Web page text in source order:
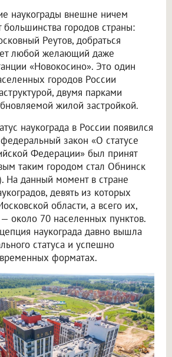
наукограды внешне ничем
большинства городов страны:
Реутов, добраться
любой желающий даже
«Новокосино». Это один
городов России
двумя парками
жилой застройкой.
наукограда в России появился
закон «О статусе
Федерации» был принят
таким городом стал Обнинск
На данный момент в стране
девять из которых
области, а всего их,
около 70 населенных пунктов.
наукограда давно вышла
статуса и успешно
форматах.